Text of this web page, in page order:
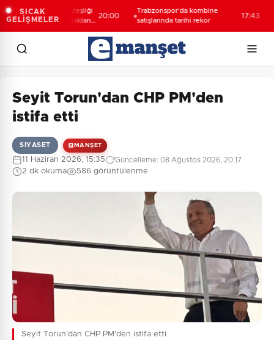
SICAK
GELİŞMELER
Türk-Kürt kardeşliği
değil, bu toprakların
20:00
Trabzonspor’da kombine
satışlarında tarihi rekor
17:43
Seyit Torun'dan CHP PM'den
istifa etti
SIYASET MANŞET
11 Haziran 2026, 15:35 Güncelleme: 08 Ağustos 2026, 20:17
2 dk okuma 586 görüntülenme
Seyit Torun'dan CHP PM'den istifa etti